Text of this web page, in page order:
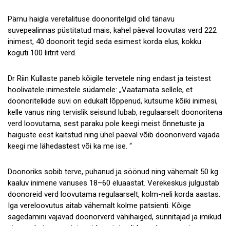
Pärnu haigla veretalituse doonoritelgid olid tänavu
suvepealinnas püstitatud mais, kahel päeval loovutas verd 222
inimest, 40 doonorit tegid seda esimest korda elus, kokku
koguti 100 liitrit verd.
Dr Riin Kullaste paneb kõigile tervetele ning endast ja teistest
hoolivatele inimestele südamele: „Vaatamata sellele, et
doonoritelkide suvi on edukalt lõppenud, kutsume kõiki inimesi,
kelle vanus ning tervislik seisund lubab, regulaarselt doonoritena
verd loovutama, sest paraku pole keegi meist õnnetuste ja
haiguste eest kaitstud ning ühel päeval võib doonoriverd vajada
keegi me lähedastest või ka me ise. “
Doonoriks sobib terve, puhanud ja söönud ning vähemalt 50 kg
kaaluv inimene vanuses 18–60 eluaastat. Verekeskus julgustab
doonoreid verd loovutama regulaarselt, kolm-neli korda aastas.
Iga vereloovutus aitab vähemalt kolme patsienti. Kõige
sagedamini vajavad doonorverd vähihaiged, sünnitajad ja imikud